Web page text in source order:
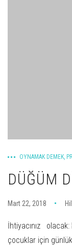
OYNAMAK DEMEK,
DÜĞÜM
Mart 22, 2018
İhtiyacınız olacak:
çocuklar için